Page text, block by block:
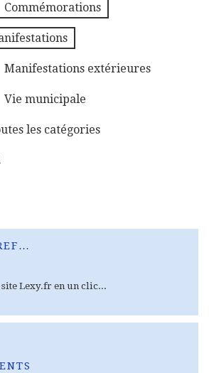
Commémorations
Manifestations extérieures
Vie municipale
les catégories
Lexy.fr en un clic...